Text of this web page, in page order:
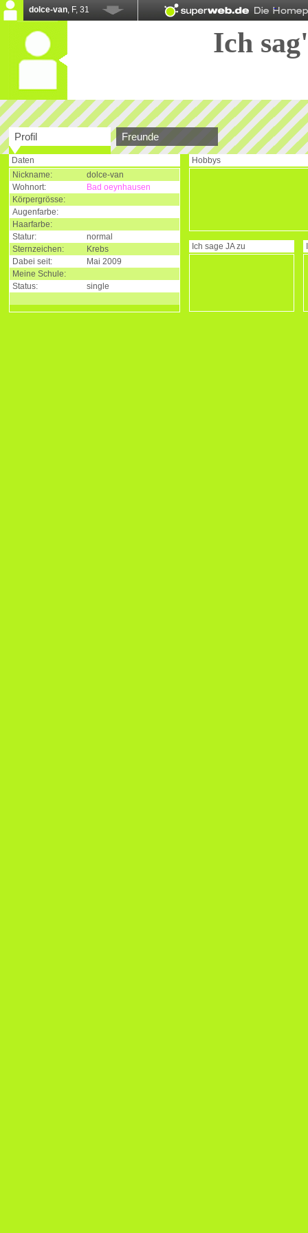
dolce-van, F, 31
Ich
Profil Freunde
Daten
Nickname:
dolce-van
Wohnort:
Bad oeynhausen
Körpergrösse:
Augenfarbe:
Haarfarbe:
Statur:
normal
Sternzeichen:
Krebs
Dabei seit:
Mai 2009
Meine Schule:
Status:
single
Hobbys
Ich sage JAzu